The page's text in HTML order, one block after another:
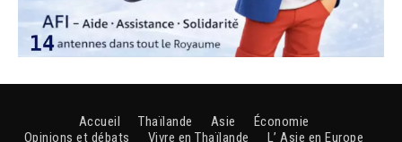
Accueil Thaïlande Asie
Économie
Opinions et débats
Vivre en Thaïlande L’ Asie en Europe